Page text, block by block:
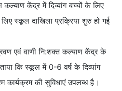
केंद्र में दिव्यांग बच्चों के लिए
स्कूल दाखिला प्रक्रिया शुरु हो गई
एवं वाणी नि:शक्त कल्याण केंद्र के
कि स्कूल में 0-6 वर्ष के दिव्यांग
कार्यक्रम की सुविधाएं उपलब्ध है।